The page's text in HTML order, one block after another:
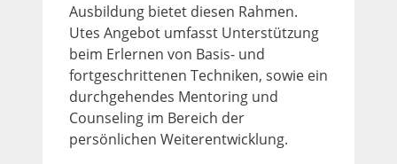
Ausbildung bietet diesen Rahmen.
Utes Angebot umfasst Unterstützung
beim Erlernen von Basis- und
fortgeschrittenen Techniken, sowie ein
durchgehendes Mentoring und
Counseling im Bereich der
persönlichen Weiterentwicklung.